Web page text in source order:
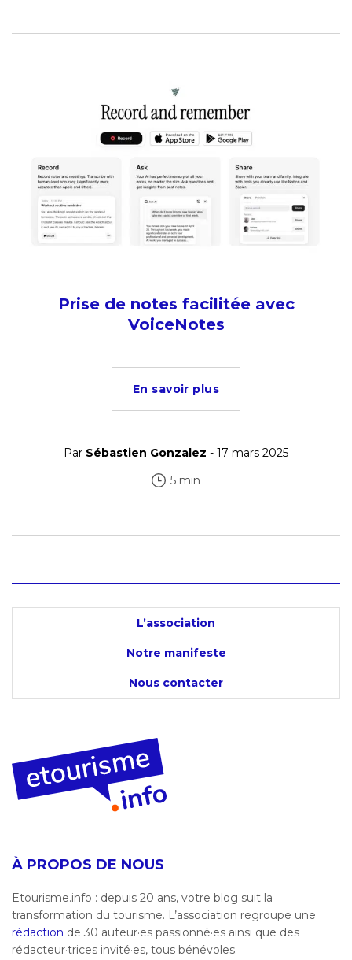
Prise de notes facilitée avec
VoiceNotes
En savoir plus
Par Sébastien Gonzalez - 17 mars 2025
5 min
L’association
Notre manifeste
Nous contacter
À PROPOS DE NOUS
Etourisme.info : depuis 20 ans, votre blog suit la
transformation du tourisme. L’association regroupe une
rédaction de 30 auteur·es passionné·es ainsi que des
rédacteur·trices invité·es, tous bénévoles.